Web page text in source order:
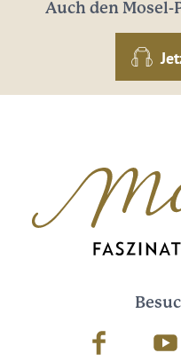
Auch den Mosel-
Facebook